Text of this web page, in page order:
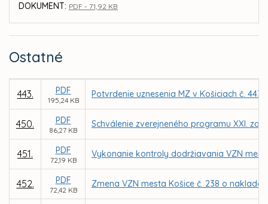
DOKUMENT: PDF - 71,92 KB
Ostatné
443. PDF
195,24 KB
Potvrdenie uznesenia MZ v Košiciach č.
450. PDF
86,27 KB
Schválenie zverejneného programu XXI.
451. PDF
72,19 KB
Vykonanie kontroly dodržiavania VZN
452. PDF
72,42 KB
Zmena VZN mesta Košice č. 238 o